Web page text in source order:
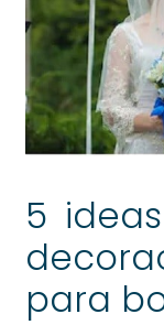
5
para